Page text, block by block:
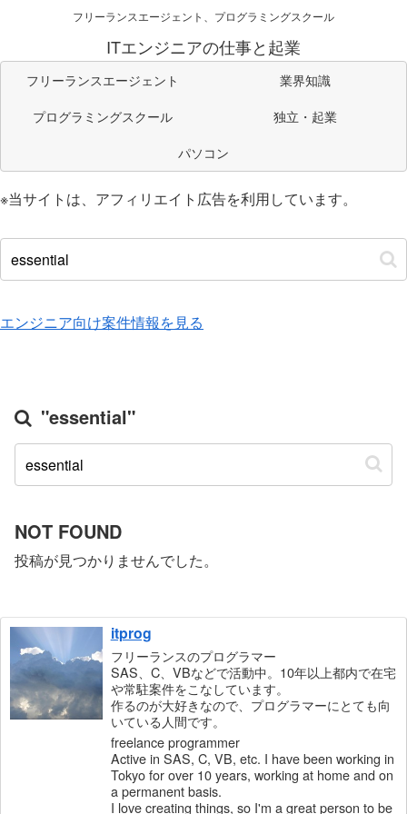
フリーランスエージェント、プログラミングスクール
ITエンジニアの仕事と起業
フリーランスエージェント
業界知識
プログラミングスクール
独立・起業
パソコン
※当サイトは、アフィリエイト広告を利用しています。
エンジニア向け案件情報を見る
"essential"
NOT FOUND
投稿が見つかりませんでした。
itprog
フリーランスのプログラマー
SAS、C、VBなどで活動中。10年以上都内で在宅
や常駐案件をこなしています。
作るのが大好きなので、プログラマーにとても向
いている人間です。
freelance programmer
Active in SAS, C, VB, etc. I have been working in
Tokyo for over 10 years, working at home and on
a permanent basis.
I love creating things, so I'm a great person to be